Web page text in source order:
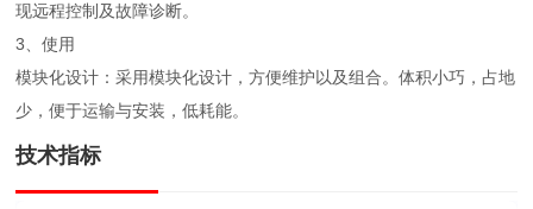
现远程控制及故障诊断。
3、使用
模块化设计：采用模块化设计，方便维护以及组合。体积小巧，占地
少，便于运输与安装，低耗能。
技术指标